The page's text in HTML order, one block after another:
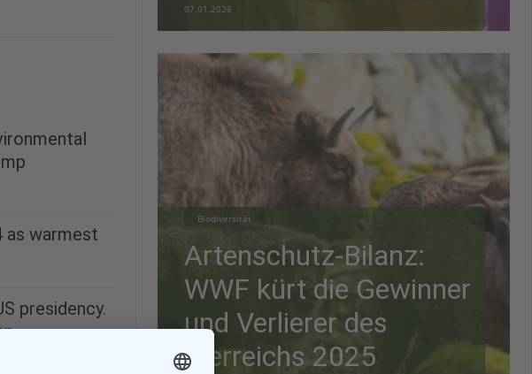
as warmest
presidency.
07.01.2026
Biodiversität
Artenschutz-Bilanz:
WWF kürt die Gewinner
und Verlierer des
Tierreichs 2025